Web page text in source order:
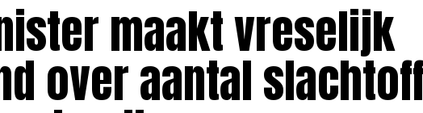
maakt vreselijk
over aantal